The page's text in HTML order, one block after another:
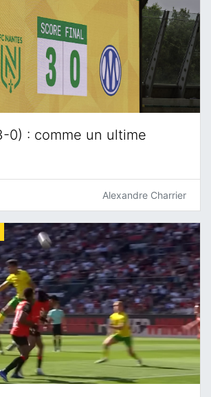
0) : comme un ultime
Alexandre Charrier